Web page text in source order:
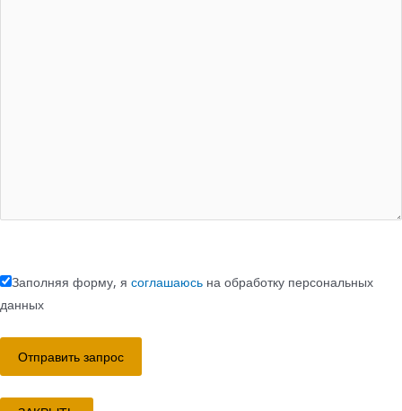
Заполняя форму, я соглашаюсь на обработку персональных
данных